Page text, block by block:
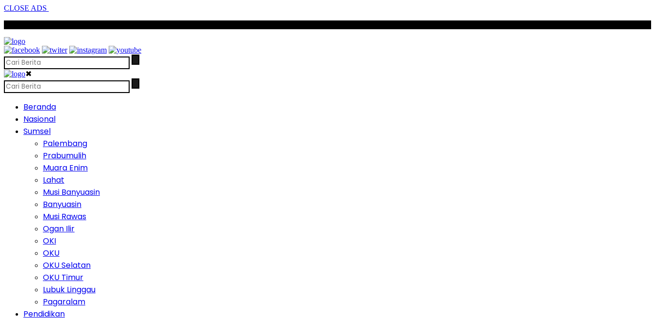
CLOSE ADS
✖
Beranda
Nasional
Sumsel
Palembang
Prabumulih
Muara Enim
Lahat
Musi Banyuasin
Banyuasin
Musi Rawas
Ogan Ilir
OKI
OKU
OKU Selatan
OKU Timur
Lubuk Linggau
Pagaralam
Pendidikan